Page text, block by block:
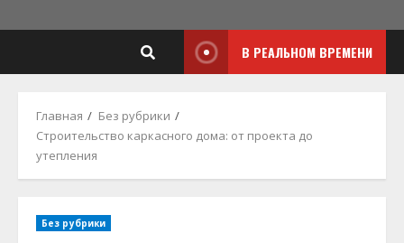
В РЕАЛЬНОМ ВРЕМЕНИ
Главная
Без рубрики
Строительство каркасного дома: от проекта до
утепления
Без рубрики